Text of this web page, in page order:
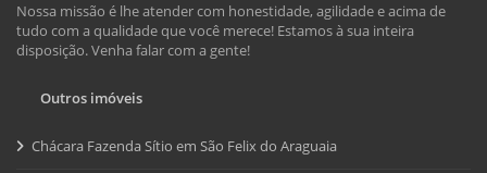
Nossa missão é lhe atender com honestidade, agilidade e acima de
tudo com a qualidade que você merece! Estamos à sua inteira
disposição. Venha falar com a gente!
Outros imóveis
Chácara Fazenda Sítio em São Felix do Araguaia